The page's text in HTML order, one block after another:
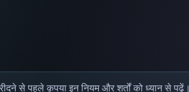
से पहले कृपया इन नियम और शर्तों को ध्यान से पढ़ें।